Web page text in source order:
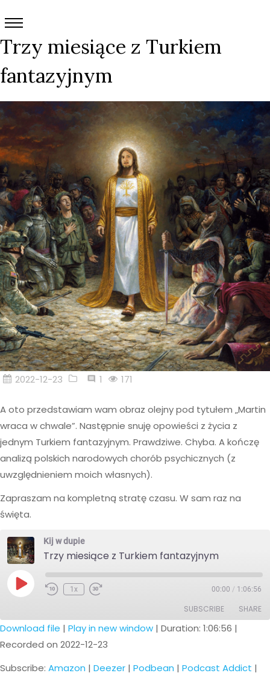
Trzy miesiące z Turkiem
fantazyjnym
2022-12-23 1 171
A oto przedstawiam wam obraz olejny pod tytułem „Martin
wraca w chwale”. Następnie snuję opowieści z życia z
jednym Turkiem fantazyjnym. Prawdziwe. Chyba. A kończę
analizą polskich narodowych chorób psychicznych (z
uwzględnieniem moich własnych).
Zapraszam na kompletną stratę czasu. W sam raz na
święta.
Kij w dupie
Trzy miesiące z Turkiem fantazyjnym
Play
Episode
1x 00:00 / 1:06:56
SUBSCRIBE SHARE
Amazon
Podbean Podcast Addict
SHARE
LINK
Download file | Play in new window | Duration: 1:06:56 |
Recorded on 2022-12-23
Subscribe: Amazon | Deezer | Podbean | Podcast Addict |